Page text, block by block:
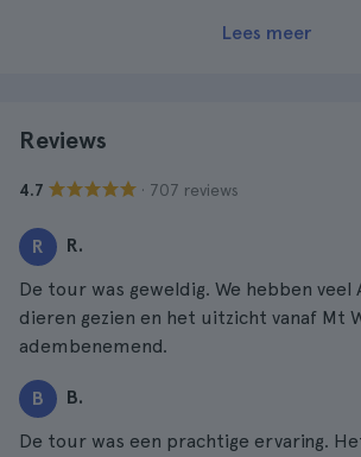
Lees meer
Reviews
4.7 · 707 reviews
R R.
De tour was geweldig. We hebben veel
dieren gezien en het uitzicht vanaf Mt
adembenemend.
B B.
De tour was een prachtige ervaring.